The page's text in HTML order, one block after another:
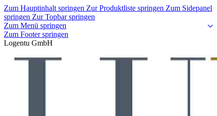
Zum Hauptinhalt springen Zur Produktliste springen Zum Sidepanel
springen Zur Topbar springen
Zum Menü springen
Zum Footer springen
Logentu GmbH